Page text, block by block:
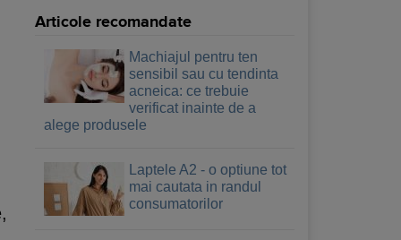
Articole recomandate
Machiajul pentru ten
sensibil sau cu tendinta
acneica: ce trebuie
verificat inainte de a
alege produsele
Laptele A2 - o optiune tot
mai cautata in randul
consumatorilor